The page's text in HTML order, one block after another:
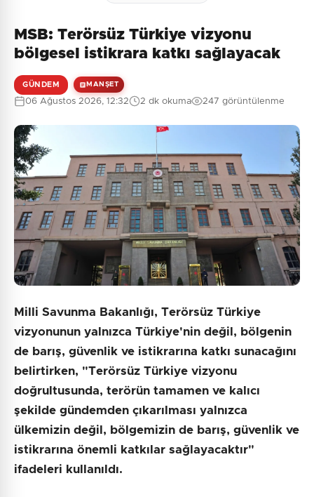
MSB: Terörsüz Türkiye vizyonu
bölgesel istikrara katkı sağlayacak
GÜNDEM MANŞET
06 Ağustos 2026, 12:32 2 dk okuma 247 görüntülenme
Milli Savunma Bakanlığı, Terörsüz Türkiye
vizyonunun yalnızca Türkiye'nin değil, bölgenin
de barış, güvenlik ve istikrarına katkı sunacağını
belirtirken, "Terörsüz Türkiye vizyonu
doğrultusunda, terörün tamamen ve kalıcı
şekilde gündemden çıkarılması yalnızca
ülkemizin değil, bölgemizin de barış, güvenlik ve
istikrarına önemli katkılar sağlayacaktır"
ifadeleri kullanıldı.